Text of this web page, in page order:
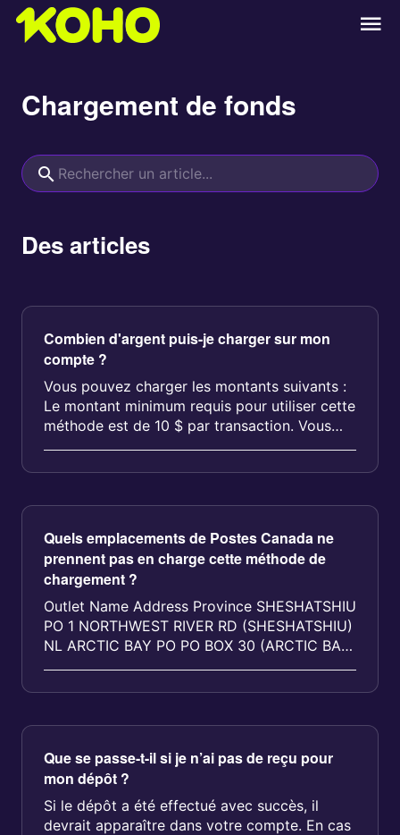
Chargement de fonds
Des articles
Combien d'argent puis-je charger sur mon
compte ?
Vous pouvez charger les montants suivants :
Le montant minimum requis pour utiliser cette
méthode est de 10 $ par transaction. Vous
pouvez déposer...
Quels emplacements de Postes Canada ne
prennent pas en charge cette méthode de
chargement ?
Outlet Name Address Province SHESHATSHIU
PO 1 NORTHWEST RIVER RD (SHESHATSHIU)
NL ARCTIC BAY PO PO BOX 30 (ARCTIC BAY)
NU TALOYOAK PO GENERAL DELIVERY
Que se passe-t-il si je n’ai pas de reçu pour
mon dépôt ?
Si le dépôt a été effectué avec succès, il
devrait apparaître dans votre compte. En cas